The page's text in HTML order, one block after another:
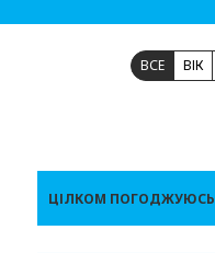
ВСЕ ВІК
ЦІЛКОМ ПОГОДЖУЮСЬ